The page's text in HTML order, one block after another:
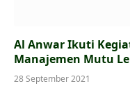
Al Anwar Ikuti
Manajemen Mutu
28 September 2021